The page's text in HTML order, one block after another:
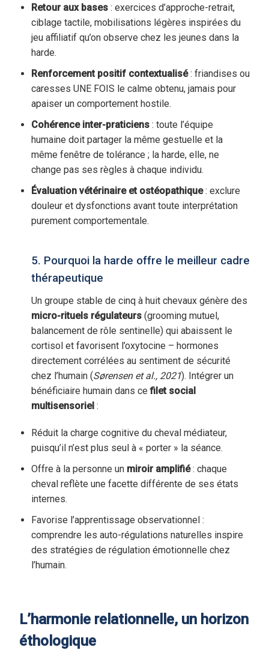
Retour aux bases : exercices d’approche-retrait,
ciblage tactile, mobilisations légères inspirées du
jeu affiliatif qu’on observe chez les jeunes dans la
harde.
Renforcement positif contextualisé: friandises ou
caresses UNE FOIS le calme obtenu, jamais pour
apaiser un comportement hostile.
Cohérence inter-praticiens : toute l’équipe
humaine doit partager la même gestuelle et la
même fenêtre de tolérance ; la harde, elle, ne
change pas ses règles à chaque individu.
Évaluation vétérinaire et ostéopathique: exclure
douleur et dysfonctions avant toute interprétation
purement comportementale.
5. Pourquoi la harde offre le meilleur cadre
thérapeutique
Un groupe stable de cinq à huit chevaux génère des
micro-rituels régulateurs (grooming mutuel,
balancement de rôle sentinelle) qui abaissent le
cortisol et favorisent l’oxytocine – hormones
directement corrélées au sentiment de sécurité
chez l’humain (Sørensen et al., 2021). Intégrer un
bénéficiaire humain dans cefilet social
multisensoriel :
Réduit la charge cognitive du cheval médiateur,
puisqu’il n’est plus seul à « porter » la séance.
Offre à la personne un miroir amplifié: chaque
cheval reflète une facette différente de ses états
internes.
Favorise l’apprentissage observationnel :
comprendre les auto-régulations naturelles inspire
des stratégies de régulation émotionnelle chez
l’humain.
L’harmonie relationnelle, un horizon
éthologique